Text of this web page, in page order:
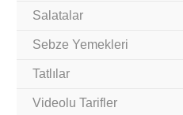
Salatalar
Sebze Yemekleri
Tatlılar
Videolu Tarifler